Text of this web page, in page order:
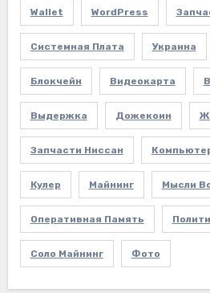
Wallet WordPress
Системная Плата Украина
Блокчейн Видеокарта
Выдержка Дожекоин
Запчасти Ниссан
Кулер Майнинг Мысли
Оперативная Память
Соло Майнинг Фото